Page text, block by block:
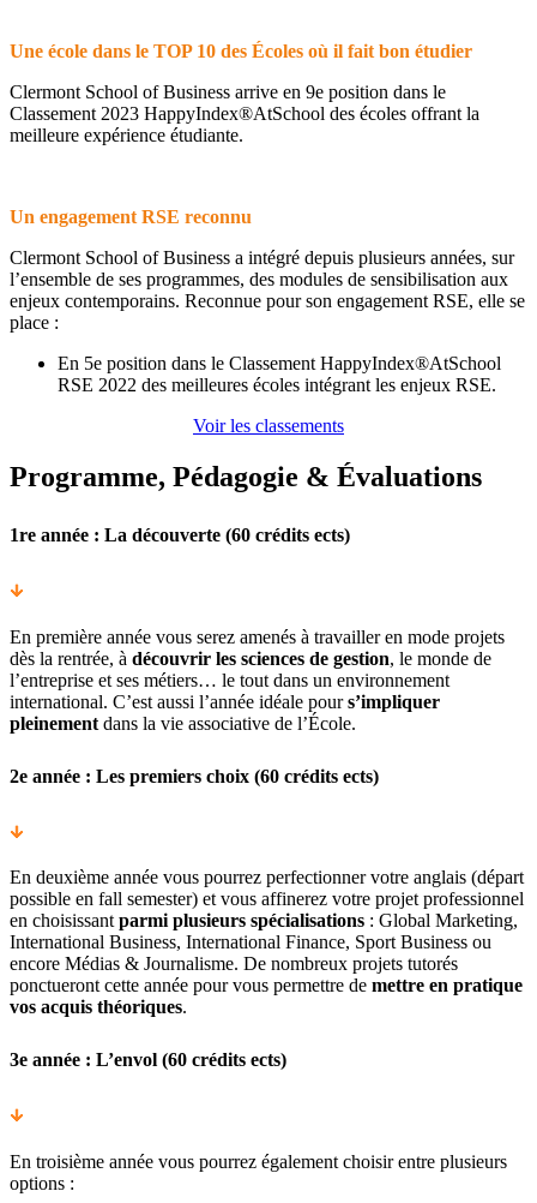
Une école dans le TOP 10 des Écoles où il fait bon étudier
Clermont School of Business arrive en 9e position dans le
Classement 2023 HappyIndex®AtSchool des écoles offrant la
meilleure expérience étudiante.
Un engagement RSE reconnu
Clermont School of Business a intégré depuis plusieurs années, sur
l’ensemble de ses programmes, des modules de sensibilisation aux
enjeux contemporains. Reconnue pour son engagement RSE, elle se
place :
En 5e position dans le Classement HappyIndex®AtSchool
RSE 2022 des meilleures écoles intégrant les enjeux RSE.
Voir les classements
Programme, Pédagogie & Évaluations
1re année : La découverte (60 crédits ects)
En première année vous serez amenés à travailler en mode projets
dès la rentrée, à découvrir les sciences de gestion, le monde de
l’entreprise et ses métiers… le tout dans un environnement
international. C’est aussi l’année idéale pours’impliquer
pleinement dans la vie associative de l’École.
2e année : Les premiers choix (60 crédits ects)
En deuxième année vous pourrez perfectionner votre anglais (départ
possible en fall semester) et vous affinerez votre projet professionnel
en choisissant parmi plusieurs spécialisations : Global Marketing,
International Business, International Finance, Sport Business ou
encore Médias & Journalisme. De nombreux projets tutorés
ponctueront cette année pour vous permettre de mettre en pratique
vos acquis théoriques.
3e année : L’envol (60 crédits ects)
En troisième année vous pourrez également choisir entre plusieurs
options :